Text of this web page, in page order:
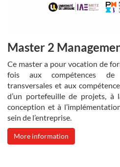
Master 2
Ce master a pour vocation de
fois aux compétences de
transversales et aux
d’un portefeuille de projets, à
conception et à
sein de l’entreprise.
More information